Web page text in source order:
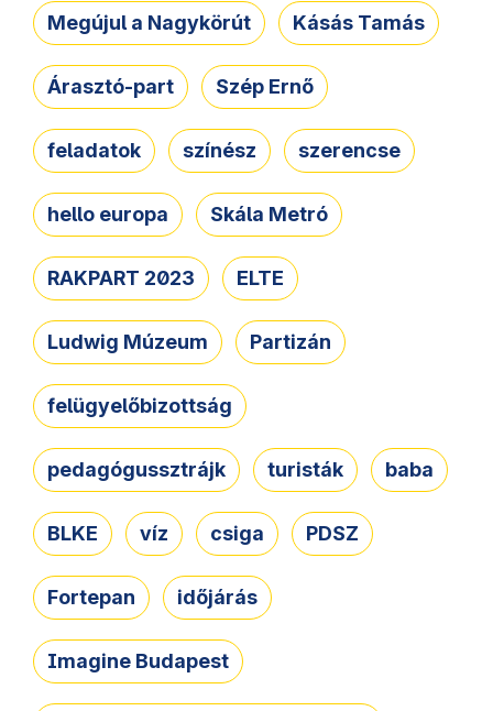
Megújul a Nagykörút Kásás Tamás
Árasztó-part Szép Ernő
feladatok színész szerencse
hello europa Skála Metró
RAKPART 2023 ELTE
Ludwig Múzeum Partizán
felügyelőbizottság
pedagógussztrájk turisták baba
BLKE víz csiga PDSZ
Fortepan időjárás
Imagine Budapest